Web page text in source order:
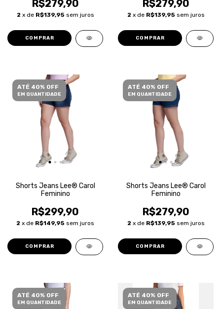
R$279,90
2 x de R$139,95 sem juros
COMPRAR
R$279,90
2 x de R$139,95 sem juros
COMPRAR
ATÉ 40% OFF
EM QUANTIDADE
Shorts Jeans Lee® Carol
Feminino
R$299,90
2 x de R$149,95 sem juros
COMPRAR
ATÉ 40% OFF
EM QUANTIDADE
Shorts Jeans Lee® Carol
Feminino
R$279,90
2 x de R$139,95 sem juros
COMPRAR
ATÉ 40% OFF
EM QUANTIDADE
ATÉ 40% OFF
EM QUANTIDADE